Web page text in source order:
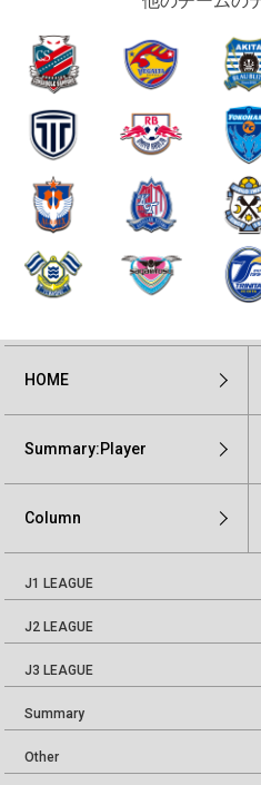
HOME
Summary:Player
Column
J1 LEAGUE
J2 LEAGUE
J3 LEAGUE
Summary
Other